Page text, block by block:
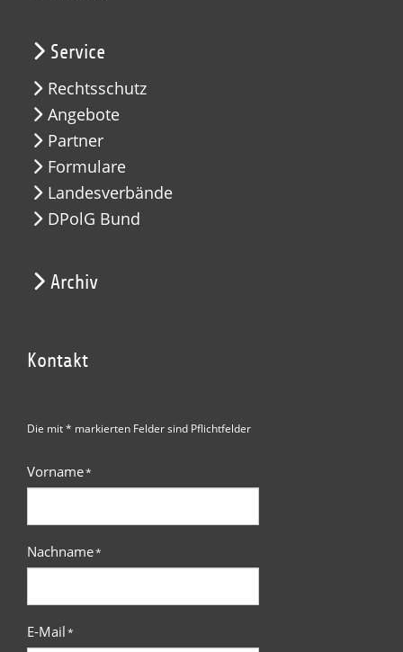
Service
Rechtsschutz
Angebote
Partner
Formulare
Landesverbände
DPolG Bund
Archiv
Kontakt
Die mit * markierten Felder sind Pflichtfelder
Vorname*
Nachname*
E-Mail*